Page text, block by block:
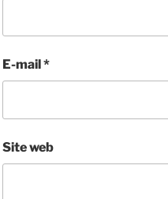
E-mail *
Site web